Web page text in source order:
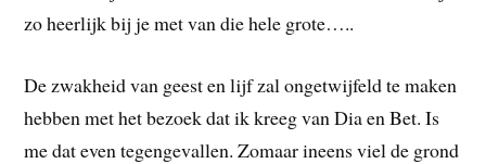
zo heerlijk bij je met van die hele grote…..
De zwakheid van geest en lijf zal ongetwijfeld te maken
hebben met het bezoek dat ik kreeg van Dia en Bet. Is
me dat even tegengevallen. Zomaar ineens viel de grond